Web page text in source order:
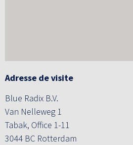
Adresse de visite
Blue Radix B.V.
Van Nelleweg 1
Tabak, Office 1-11
3044 BC Rotterdam